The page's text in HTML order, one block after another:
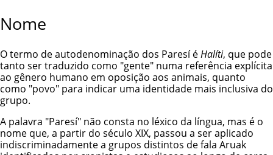
Nome
O termo de autodenominação dos Paresí éHalíti, que pode
tanto ser traduzido como "gente" numa referência explícita
ao gênero humano em oposição aos animais, quanto
como "povo" para indicar uma identidade mais inclusiva do
grupo.
A palavra "Paresí" não consta no léxico da língua, mas é o
nome que, a partir do século XIX, passou a ser aplicado
indiscriminadamente a grupos distintos de fala Aruak